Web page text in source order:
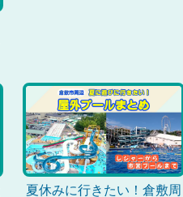
夏休みに行きたい！倉敷周